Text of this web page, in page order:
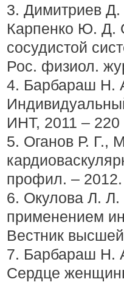
3. Димитриев
Карпенко Ю. Д.
сосудистой
Рос. физиол.
4. Барбараш Н.
ИНТ, 2011 – 220
5. Оганов Р. Г.,
профил. –
6. Окулова Л. Л.
применением
Вестник
7. Барбараш Н.
Сердце